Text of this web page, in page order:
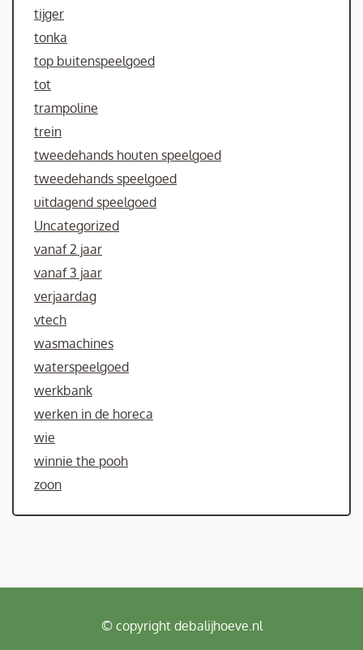
tijger
tonka
top buitenspeelgoed
tot
trampoline
trein
tweedehands houten speelgoed
tweedehands speelgoed
uitdagend speelgoed
Uncategorized
vanaf 2 jaar
vanaf 3 jaar
verjaardag
vtech
wasmachines
waterspeelgoed
werkbank
werken in de horeca
wie
winnie the pooh
zoon
© copyright debalijhoeve.nl